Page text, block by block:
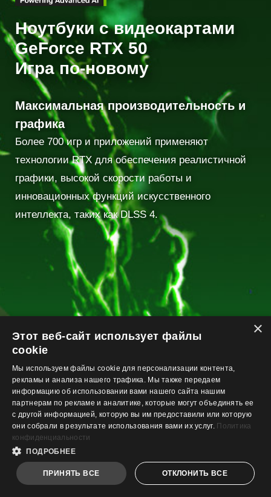
Ноутбуки с видеокартами
GeForce RTX 50
Игра по-новому
Максимальная производительность и
графика
Более 700 игр и приложений применяют
технологии RTX для обеспечения реалистичной
графики, высокой скорости работы и
инновационных функций искусственного
интеллекта, таких как DLSS 4.
×
Этот веб-сайт использует файлы
cookie
Мы используем файлы cookie для персонализации контента,
рекламы и анализа нашего трафика. Мы также передаем
информацию об использовании вами нашего сайта нашим
партнерам по рекламе и аналитике, которые могут объединять ее
с другой информацией, которую вы им предоставили или которую
они собрали в результате использования вами их услуг. Политика
конфиденциальности
ПОДРОБНЕЕ
ПРИНЯТЬ ВСЕ ОТКЛОНИТЬ ВСЕ